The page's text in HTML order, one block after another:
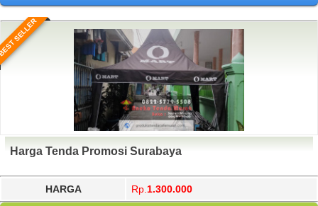
SELLER
Harga Tenda Promosi Surabaya
HARGA Rp. 1.300.000